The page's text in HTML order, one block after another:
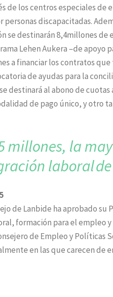
de los centros especiales de
personas discapacitadas.
se destinarán 8,4millones de
Lehen Aukera –de
a financiar los contratos
de ayudas para la
destinará al abono de
de pago único, y otro
millones, la
laboral
de Lanbide ha aprobado
formación para el empleo
de Empleo y Políticas
en las que carecen